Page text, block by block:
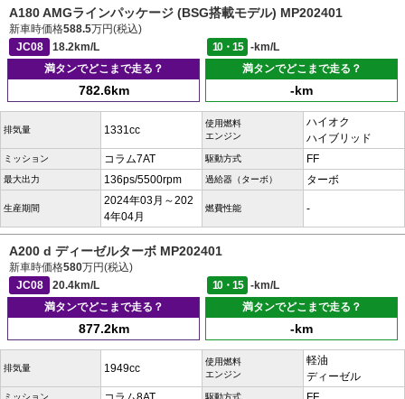
A180 AMGラインパッケージ (BSG搭載モデル) MP202401
新車時価格588.5万円(税込)
JC08
18.2km/L 10・15
-km/L
満タンでどこまで走る？
782.6km
満タンでどこまで走る？
-km
排気量 1331cc
使用燃料
エンジン
ハイオク
ハイブリッド
ミッション コラム7AT 駆動方式 FF
最大出力 136ps/5500rpm 過給器（ターボ） ターボ
生産期間
2024年03月～202
4年04月
燃費性能 -
A200 d ディーゼルターボ MP202401
新車時価格580万円(税込)
JC08
20.4km/L 10・15
-km/L
満タンでどこまで走る？
877.2km
満タンでどこまで走る？
-km
排気量 1949cc
使用燃料
エンジン
軽油
ディーゼル
ミッション 駆動方式